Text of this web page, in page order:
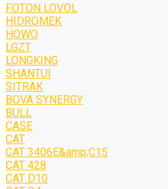
FOTON LOVOL
HIDROMEK
HOWO
LGZT
LONGKING
SHANTUI
SITRAK
BOVA SYNERGY
BULL
CASE
CAT
CAT 3406E&amp;C15
CAT 428
CAT D10